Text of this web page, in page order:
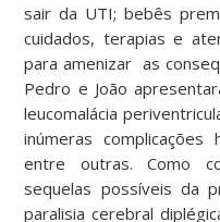
sair da UTI; bebês
cuidados, terapias e
para amenizar as
Pedro e João
leucomalácia
inúmeras complicações
entre outras. Como
sequelas possíveis da
paralisia cerebral